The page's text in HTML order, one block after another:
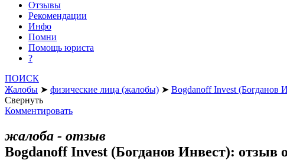
Отзывы
Рекомендации
Инфо
Помни
Помощь юриста
?
ПОИСК
Жалобы ➤ физические лица (жалобы) ➤ Bogdanoff Invest (Богданов
Свернуть
Комментировать
жалоба - отзыв
Bogdanoff Invest (Богданов Инвест): отзыв